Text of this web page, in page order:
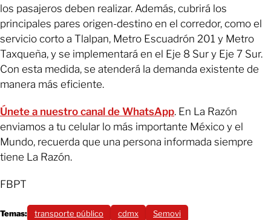
los pasajeros deben realizar. Además, cubrirá los
principales pares origen-destino en el corredor, como el
servicio corto a Tlalpan, Metro Escuadrón 201 y Metro
Taxqueña, y se implementará en el Eje 8 Sur y Eje 7 Sur.
Con esta medida, se atenderá la demanda existente de
manera más eficiente.
Únete a nuestro canal de WhatsApp. En La Razón
enviamos a tu celular lo más importante México y el
Mundo, recuerda que una persona informada siempre
tiene La Razón.
FBPT
Temas: transporte público cdmx Semovi